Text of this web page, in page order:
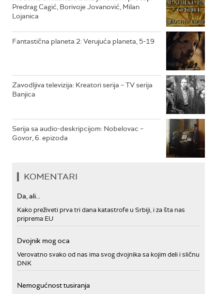
Predrag Cagić, Borivoje Jovanović, Milan
Lojanica
Fantastična planeta 2: Verujuća planeta, 5-19
Zavodljiva televizija: Kreatori serija – TV serija
Banjica
Serija sa audio-deskripcijom: Nobelovac –
Govor, 6. epizoda
KOMENTARI
Da, ali...
Kako preživeti prva tri dana katastrofe u Srbiji, i za šta nas
priprema EU
Dvojnik mog oca
Verovatno svako od nas ima svog dvojnika sa kojim deli i sličnu
DNK
Nemogućnost tusiranja